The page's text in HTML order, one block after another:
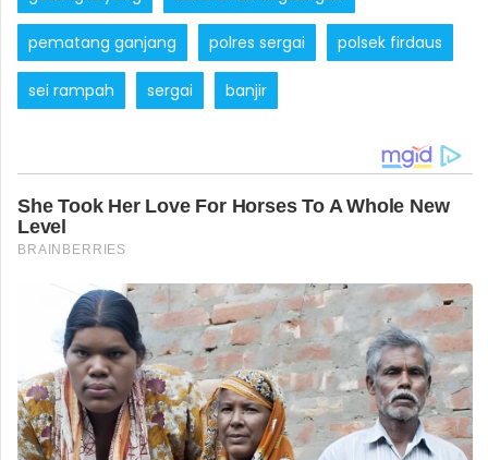
pematang ganjang polres sergai polsek firdaus
sei rampah sergai banjir